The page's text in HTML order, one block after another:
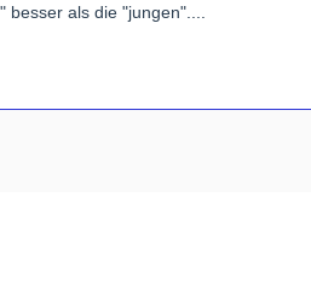
als die "jungen"....